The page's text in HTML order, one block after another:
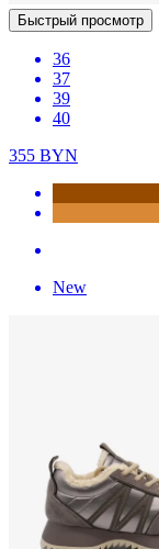
Быстрый просмотр
36
37
39
40
355 BYN
New